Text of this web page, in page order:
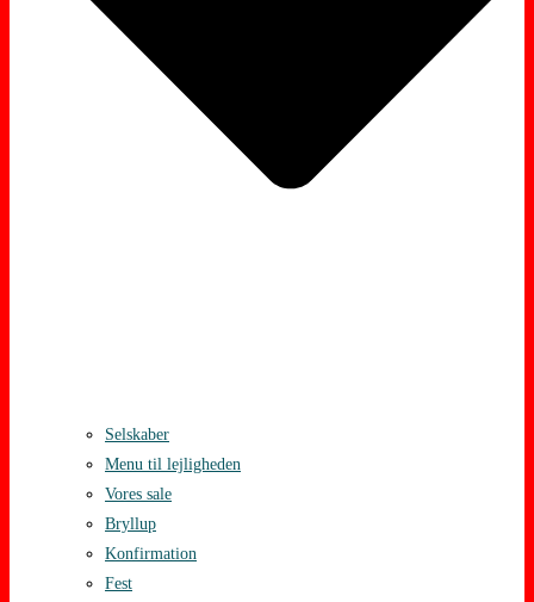
Selskaber
Menu til lejligheden
Vores sale
Bryllup
Konfirmation
Fest